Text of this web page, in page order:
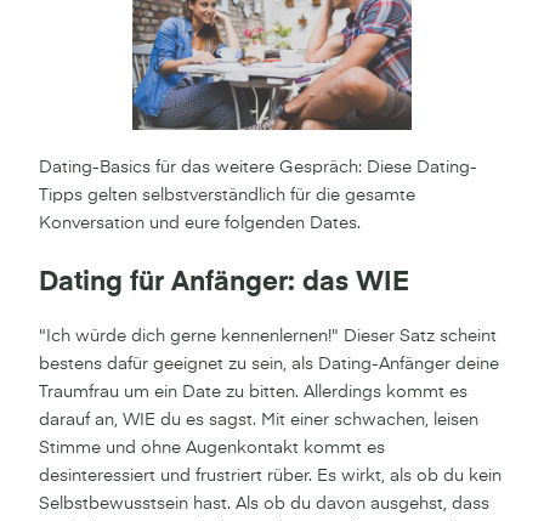
Dating-Basics für das weitere Gespräch: Diese Dating-
Tipps gelten selbstverständlich für die gesamte
Konversation und eure folgenden Dates.
Dating für Anfänger: das WIE
"Ich würde dich gerne kennenlernen!" Dieser Satz scheint
bestens dafür geeignet zu sein, als Dating-Anfänger deine
Traumfrau um ein Date zu bitten. Allerdings kommt es
darauf an, WIE du es sagst. Mit einer schwachen, leisen
Stimme und ohne Augenkontakt kommt es
desinteressiert und frustriert rüber. Es wirkt, als ob du kein
Selbstbewusstsein hast. Als ob du davon ausgehst, dass